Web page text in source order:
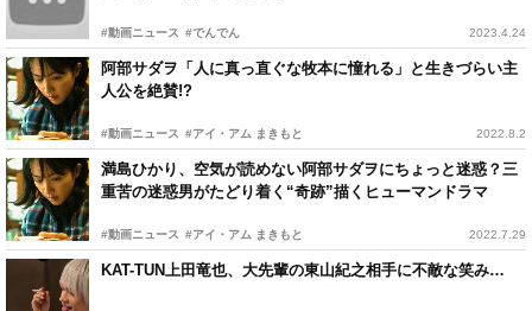
#動画ニュース #でんでん 2023.4.24
阿部サダヲ「人に真っ直ぐな牧本に憧れる」と生きづらい主
人公を絶賛!?
#動画ニュース #アイ・アム まきもと 2022.8.2
満島ひかり、空気が読めない阿部サダヲにちょっと迷惑？三
重苦の迷惑男がたどり着く“奇跡”描くヒューマンドラマ
#動画ニュース #アイ・アム まきもと 2022.7.29
KAT-TUN上田竜也、大先輩の東山紀之相手に不敵な笑み…